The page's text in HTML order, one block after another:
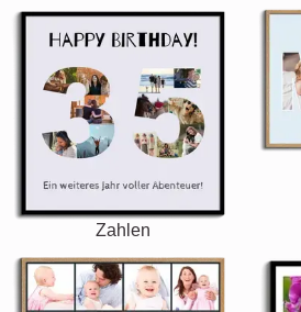
Zahlen